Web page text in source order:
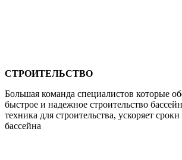
СТРОИТЕЛЬСТВО
Большая команда специалистов которые
быстрое и надежное строительство
техника для строительства, ускоряет сроки
бассейна